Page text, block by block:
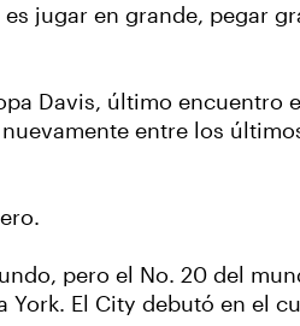
jugar en grande, pegar
Davis, último encuentro
entre los
pero el No. 20 del
El City debutó en el